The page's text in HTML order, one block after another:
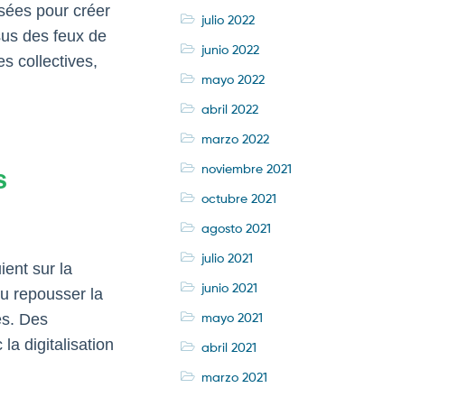
pour créer
des feux de
collectives,
sur la
repousser la
Des
la digitalisation
julio 2022
junio 2022
mayo 2022
abril 2022
marzo 2022
noviembre 2021
octubre 2021
agosto 2021
julio 2021
junio 2021
mayo 2021
abril 2021
marzo 2021